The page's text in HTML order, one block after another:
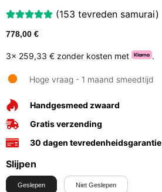
(153 tevreden samurai)
778,00 €
3x 259,33 € zonder kosten met .
Hoge vraag - 1 maand smeedtijd
Handgesmeed zwaard
Gratis verzending
30 dagen tevredenheidsgarantie
Slijpen
Geslepen Niet Geslepen